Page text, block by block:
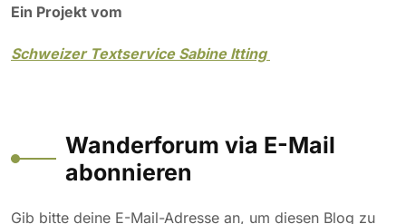
Ein Projekt vom
Schweizer Textservice Sabine Itting
Wanderforum via E-Mail
abonnieren
Gib bitte deine E-Mail-Adresse an, um diesen Blog zu